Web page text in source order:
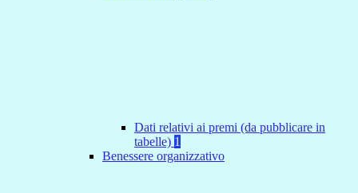
Dati relativi ai premi (da pubblicare in
tabelle) 1
Benessere organizzativo